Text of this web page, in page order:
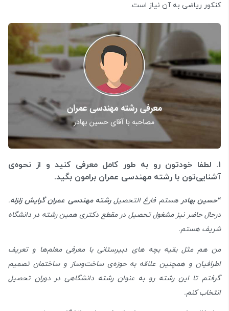
کنکور ریاضی به آن نیاز است.
۱. لطفا خودتون رو به طور کامل معرفی کنید و از نحوه‌ی
آشنایی‌تون با رشته مهندسی عمران برامون بگید.
“حسین بهادر هستم فارغ التحصیلرشته مهندسی عمران گرایش زلزله.
درحال حاضر نیز مشغول تحصیل در مقطع دکتری همین رشته در دانشگاه
شریف هستم.
من هم مثل بقیه بچه های دبیرستانی با معرفی معلم‌ها و تعریف
اطرافیان و همچنین علاقه به حوزه‌ی ساخت‌وساز و ساختمان تصمیم
گرفتم تا این رشته رو به عنوان رشته دانشگاهی در دوران تحصیل
انتخاب کنم.